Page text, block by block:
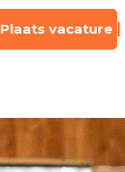
Plaats vacature